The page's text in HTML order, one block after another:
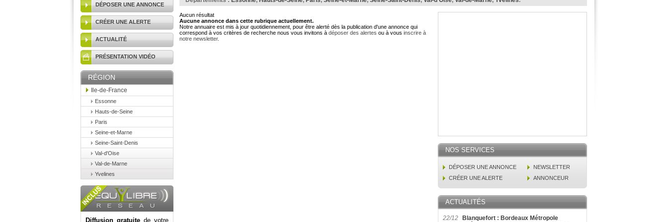
DÉPOSER UNE ANNONCE
CRÉER UNE ALERTE
ACTUALITÉ
PRÉSENTATION VIDÉO
RÉGION
Ile-de-France
Essonne
Hauts-de-Seine
Paris
Seine-et-Marne
Seine-Saint-Denis
Val-d'Oise
Val-de-Marne
Yvelines
Diffusion gratuite de votre
Aucun résultat
Aucune annonce dans cette rubrique actuellement.
Notre annuaire est mis à jour quotidiennement, pour être alerté dès la publication d'une annonce qui
correspond à vos critères de recherche nous vous invitons à déposer des alertes ou à vous inscrire à
notre newsletter.
NOS SERVICES
DÉPOSER UNE ANNONCE
NEWSLETTER
CRÉER UNE ALERTE
ANNONCEUR
ACTUALITÉS
22/12
Blanquefort : Bordeaux Métropole